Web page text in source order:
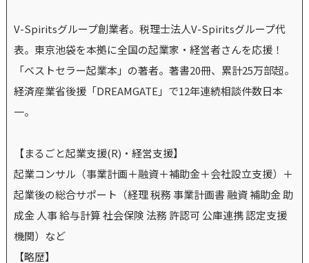
V-Spiritsグループ創業者。税理士法人V-Spiritsグループ代
表。東京池袋を本拠に全国の起業家・経営者さんを応援！
「ベストセラー起業本」の著者。著書20冊、累計25万部超。
経済産業省後援「DREAMGATE」で12年連続相談件数日本
一。
【まるごと起業支援(R)・経営支援】
起業コンサル（事業計画＋融資＋補助金＋会社設立支援）＋
起業後の総合サポート（経理 税務 事業計画書 融資 補助金 助
成金 人事 給与計算 社会保険 法務 許認可 公庫連携 認定支援
機関）など
【略歴】